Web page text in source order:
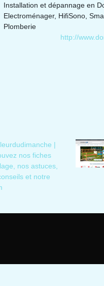
Installation et dépannage en
Electroménager, HifiSono,
Plomberie
http://
|
nos fiches
nos astuces,
et notre